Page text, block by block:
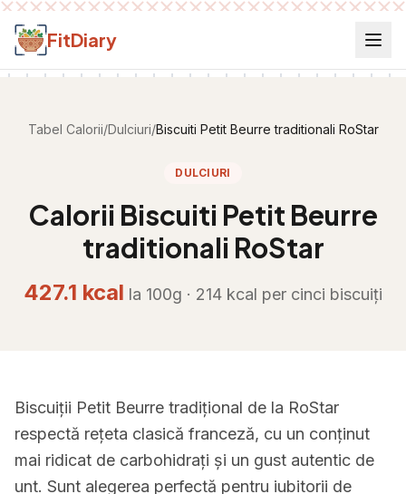
Salt la conținut
FitDiary
Tabel Calorii/Dulciuri/Biscuiti Petit Beurre traditionali RoStar
DULCIURI
Calorii Biscuiti Petit Beurre
traditionali RoStar
427.1 kcal la 100g · 214 kcal per cinci biscuiți
Biscuiții Petit Beurre tradițional de la RoStar
respectă rețeta clasică franceză, cu un conținut
mai ridicat de carbohidrați și un gust autentic de
unt. Sunt alegerea perfectă pentru iubitorii de